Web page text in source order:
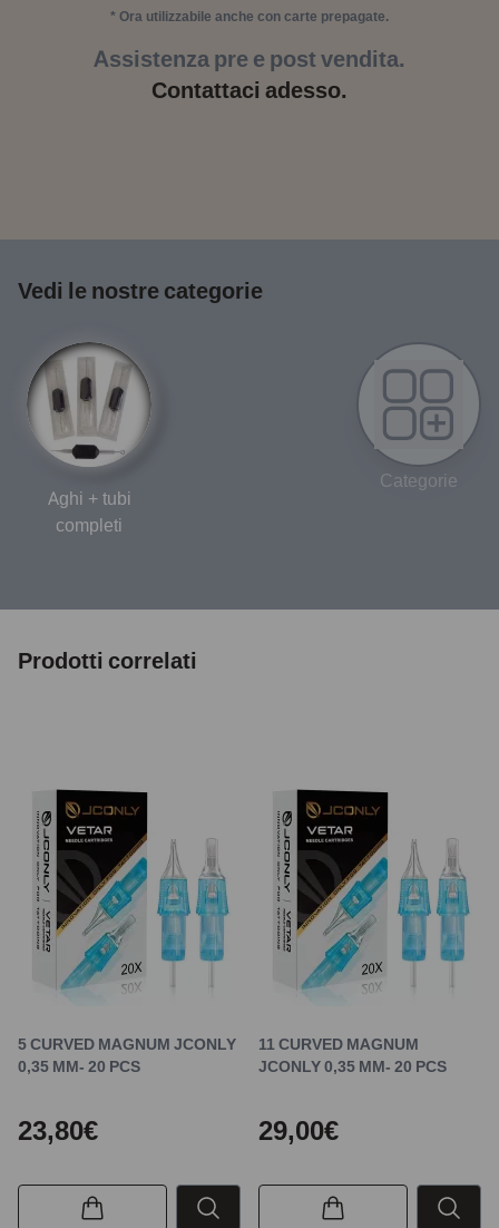
* Ora utilizzabile anche con carte prepagate.
Assistenza pre e post vendita.
Contattaci adesso.
Vedi le nostre categorie
Aghi + tubi
completi
Categorie
Prodotti correlati
5 CURVED MAGNUM JCONLY
0,35 MM- 20 PCS
23,80€
11 CURVED MAGNUM
JCONLY 0,35 MM- 20 PCS
29,00€